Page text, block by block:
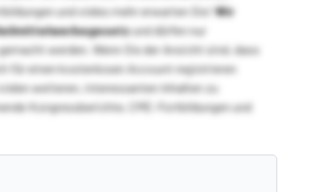
und vieles mehr erwarten Sie!Wir
und dürfen nur
werden. Wenn Sie der Ansicht sind, dass
für einen kostenlosen Account registrieren
weiteren, interessanten Inhalten zu
Kongressberichte, CME-Fortbildungen und